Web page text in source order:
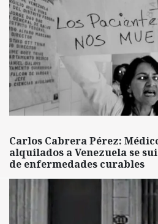
Carlos Cabrera Pérez:
alquilados a Venezuela se
de enfermedades curables